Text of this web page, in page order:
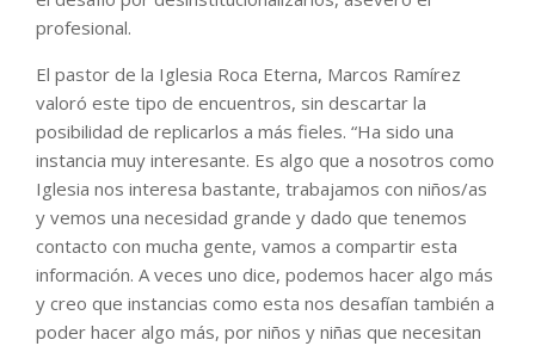
profesional.
El pastor de la Iglesia Roca Eterna, Marcos Ramírez
valoró este tipo de encuentros, sin descartar la
posibilidad de replicarlos a más fieles. “Ha sido una
instancia muy interesante. Es algo que a nosotros como
Iglesia nos interesa bastante, trabajamos con niños/as
y vemos una necesidad grande y dado que tenemos
contacto con mucha gente, vamos a compartir esta
información. A veces uno dice, podemos hacer algo más
y creo que instancias como esta nos desafían también a
poder hacer algo más, por niños y niñas que necesitan